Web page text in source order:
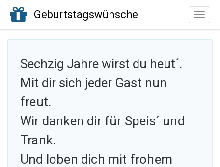
Toggle
Geburtstagswünsche
Sechzig Jahre wirst du heut´.
Mit dir sich jeder Gast nun
freut.
Wir danken dir für Speis´ und
Trank.
Und loben dich mit frohem